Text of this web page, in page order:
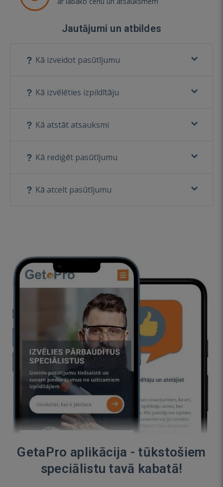
Jautājumi un atbildes
Kā izveidot pasūtījumu
Kā izvēlēties izpildītāju
Kā atstāt atsauksmi
Kā rediģēt pasūtījumu
Kā atcelt pasūtījumu
GetaPro aplikācija - tūkstošiem
speciālistu tavā kabatā!